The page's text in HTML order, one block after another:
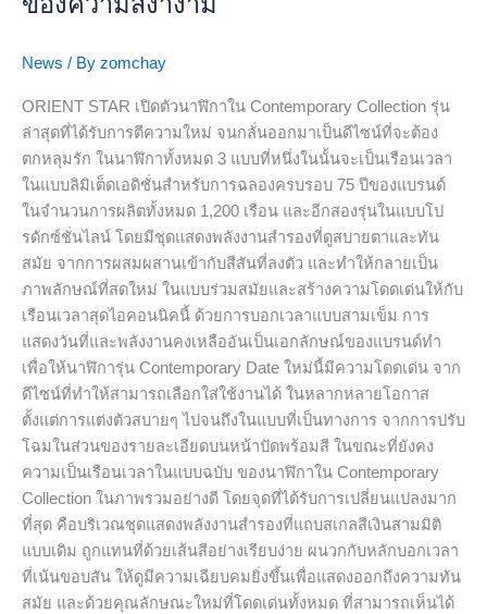
News / By zomchay
ORIENT STAR เปิดตัวนาฬิกาใน Contemporary Collection รุ่น
ล่าสุดที่ได้รับการตีความใหม่ จนกลั่นออกมาเป็นดีไซน์ที่จะต้อง
ตกหลุมรัก ในนาฬิกาทั้งหมด 3 แบบที่หนึ่งในนั้นจะเป็นเรือนเวลา
ในแบบลิมิเต็ดเอดิชั่นสำหรับการฉลองครบรอบ 75 ปีของแบรนด์
ในจำนวนการผลิตทั้งหมด 1,200 เรือน และอีกสองรุ่นในแบบโป
รดักซ์ชั่นไลน์ โดยมีชุดแสดงพลังงานสำรองที่ดูสบายตาและทัน
สมัย จากการผสมผสานเข้ากับสีสันที่ลงตัว และทำให้กลายเป็น
ภาพลักษณ์ที่สดใหม่ ในแบบร่วมสมัยและสร้างความโดดเด่นให้กับ
เรือนเวลาสุดไอคอนนิคนี้ ด้วยการบอกเวลาแบบสามเข็ม การ
แสดงวันที่และพลังงานคงเหลืออันเป็นเอกลักษณ์ของแบรนด์ทำ
เพื่อให้นาฬิการุ่น Contemporary Date ใหม่นี้มีความโดดเด่น จาก
ดีไซน์ที่ทำให้สามารถเลือกใส่ใช้งานได้ ในหลากหลายโอกาส
ตั้งแต่การแต่งตัวสบายๆ ไปจนถึงในแบบที่เป็นทางการ จากการปรับ
โฉมในส่วนของรายละเอียดบนหน้าปัดพร้อมสี ในขณะที่ยังคง
ความเป็นเรือนเวลาในแบบฉบับ ของนาฬิกาใน Contemporary
Collection ในภาพรวมอย่างดี โดยจุดที่ได้รับการเปลี่ยนแปลงมาก
ที่สุด คือบริเวณชุดแสดงพลังงานสำรองที่แถบสเกลสีเงินสามมิติ
แบบเดิม ถูกแทนที่ด้วยเส้นสีอย่างเรียบง่าย ผนวกกับหลักบอกเวลา
ที่เน้นขอบสัน ให้ดูมีความเฉียบคมยิ่งขึ้นเพื่อแสดงออกถึงความทัน
สมัย และด้วยคุณลักษณะใหม่ที่โดดเด่นทั้งหมด ที่สามารถเห็นได้
รุ่น
จาก
Collection
ที่มา
พร้อม
หน้า
ปัด
ดีไซน์
สะดุด
ตา
ใน
กลิ่น
อาย
ของ
ความ
สง่า
งาม